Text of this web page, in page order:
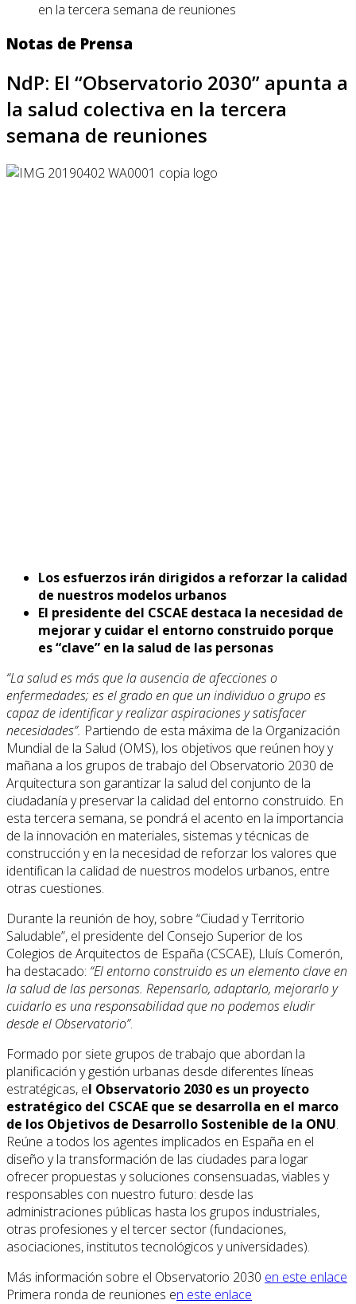
en la tercera semana de reuniones
Notas de Prensa
NdP: El “Observatorio 2030” apunta a
la salud colectiva en la tercera
semana de reuniones
Los esfuerzos irán dirigidos a reforzar la calidad
de nuestros modelos urbanos
El presidente del CSCAE destaca la necesidad de
mejorar y cuidar el entorno construido porque
es “clave” en la salud de las personas
“La salud es más que la ausencia de afecciones o
enfermedades; es el grado en que un individuo o grupo es
capaz de identificar y realizar aspiraciones y satisfacer
necesidades”. Partiendo de esta máxima de la Organización
Mundial de la Salud (OMS), los objetivos que reúnen hoy y
mañana a los grupos de trabajo del Observatorio 2030 de
Arquitectura son garantizar la salud del conjunto de la
ciudadanía y preservar la calidad del entorno construido. En
esta tercera semana, se pondrá el acento en la importancia
de la innovación en materiales, sistemas y técnicas de
construcción y en la necesidad de reforzar los valores que
identifican la calidad de nuestros modelos urbanos, entre
otras cuestiones.
Durante la reunión de hoy, sobre “Ciudad y Territorio
Saludable”, el presidente del Consejo Superior de los
Colegios de Arquitectos de España (CSCAE), Lluís Comerón,
ha destacado: “El entorno construido es un elemento clave en
la salud de las personas. Repensarlo, adaptarlo, mejorarlo y
cuidarlo es una responsabilidad que no podemos eludir
desde el Observatorio”.
Formado por siete grupos de trabajo que abordan la
planificación y gestión urbanas desde diferentes líneas
estratégicas, el Observatorio 2030 es un proyecto
estratégico del CSCAE que se desarrolla en el marco
de los Objetivos de Desarrollo Sostenible de la ONU.
Reúne a todos los agentes implicados en España en el
diseño y la transformación de las ciudades para logar
ofrecer propuestas y soluciones consensuadas, viables y
responsables con nuestro futuro: desde las
administraciones públicas hasta los grupos industriales,
otras profesiones y el tercer sector (fundaciones,
asociaciones, institutos tecnológicos y universidades).
Más información sobre el Observatorio 2030 en este enlace
Primera ronda de reuniones en este enlace